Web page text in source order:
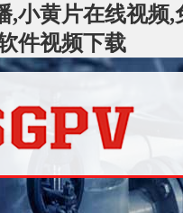
,小黄片在线视频,
件视频下载